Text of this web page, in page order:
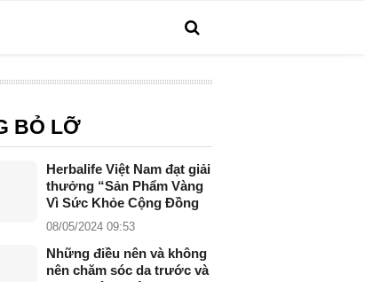
BỎ LỠ
Herbalife Việt Nam đạt giải
thưởng “Sản Phẩm Vàng
Vì Sức Khỏe Cộng Đồng
năm 2024”
08/05/2024 09:53
Những điều nên và không
nên chăm sóc da trước và